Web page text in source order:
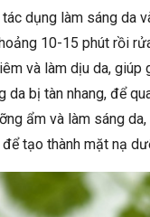
dụng làm sáng da
10-15 phút rồi
và làm dịu da,
da bị tàn nhang, để
ẩm và làm sáng
tạo thành mặt nạ